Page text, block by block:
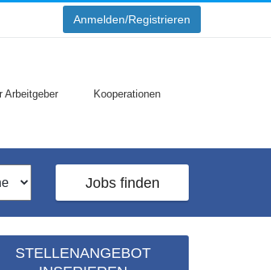
Anmelden/Registrieren
Arbeitgeber Kooperationen
Jobs finden
STELLENANGEBOT